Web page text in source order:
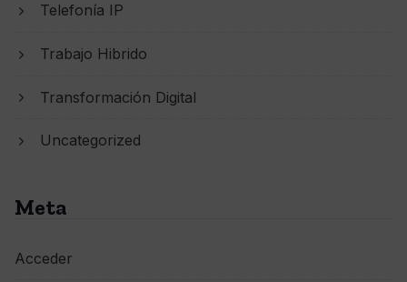
Telefonía IP
Trabajo Hibrido
Transformación Digital
Uncategorized
Meta
Acceder